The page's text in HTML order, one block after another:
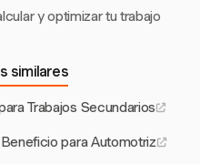
y optimizar tu trabajo
similares
Trabajos Secundarios
para Automotriz